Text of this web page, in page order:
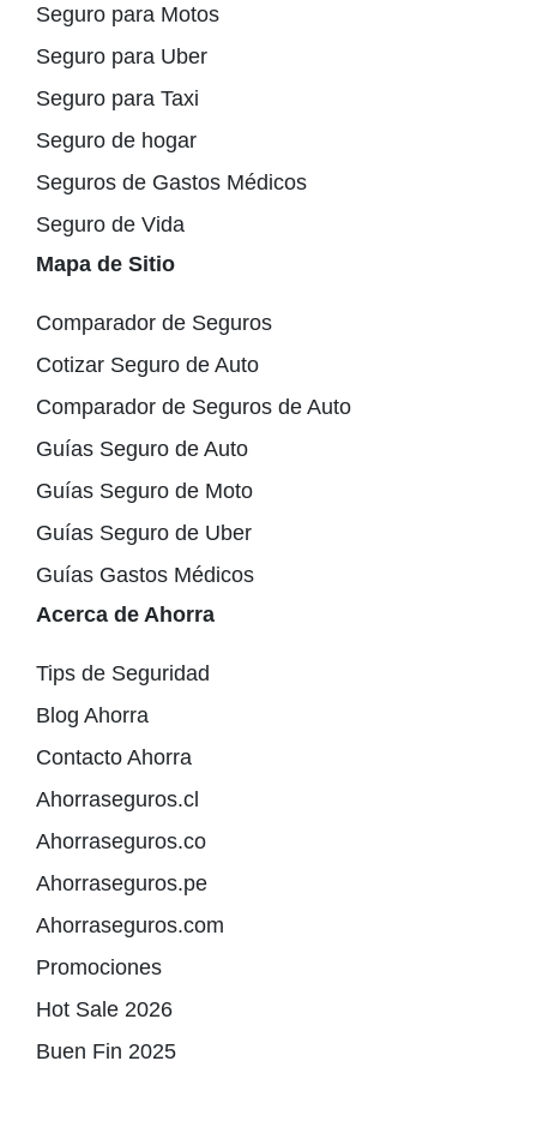
Seguro para Motos
Seguro para Uber
Seguro para Taxi
Seguro de hogar
Seguros de Gastos Médicos
Seguro de Vida
Mapa de Sitio
Comparador de Seguros
Cotizar Seguro de Auto
Comparador de Seguros de Auto
Guías Seguro de Auto
Guías Seguro de Moto
Guías Seguro de Uber
Guías Gastos Médicos
Acerca de Ahorra
Tips de Seguridad
Blog Ahorra
Contacto Ahorra
Ahorraseguros.cl
Ahorraseguros.co
Ahorraseguros.pe
Ahorraseguros.com
Promociones
Hot Sale 2026
Buen Fin 2025